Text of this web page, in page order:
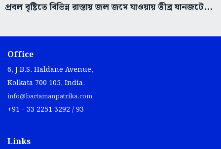
প্রবল বৃষ্টিতে বিভিন্ন রাস্তায় জল জমে যাওয়ায় তীব্র যানজটে...
Office
6, J.B.S. Haldane Avenue,
Kolkata 700 105, India.
info@bartamanpatrika.com
+91 - 33 2251 3292 / 93
Links